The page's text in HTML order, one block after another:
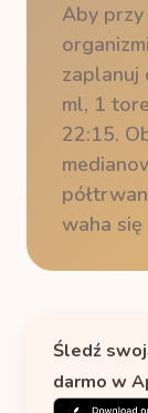
Aby przy
zaplanuj
ml, 1
22:15.
waha
Śledź
darmo w